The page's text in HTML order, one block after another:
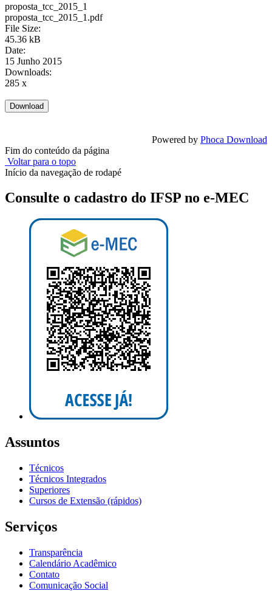
proposta_tcc_2015_1
proposta_tcc_2015_1.pdf
File Size:
45.36 kB
Date:
15 Junho 2015
Downloads:
285 x
Powered by Phoca Download
Fim do conteúdo da página
Voltar para o topo
Início da navegação de rodapé
Consulte o cadastro do IFSP no e-MEC
Assuntos
Técnicos
Técnicos Integrados
Superiores
Cursos de Extensão (rápidos)
Serviços
Transparência
Calendário Acadêmico
Contato
Comunicação Social